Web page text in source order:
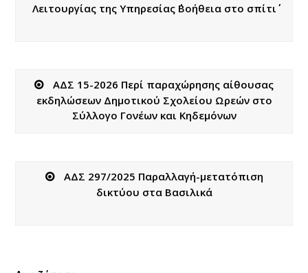
Λειτουργίας της Υπηρεσίας ΄΄Βοήθεια στο σπίτι΄΄
ΑΔΣ 15-2026 Περί παραχώρησης αίθουσας
εκδηλώσεων Δημοτικού Σχολείου Ωρεών στο
Σύλλογο Γονέων και Κηδεμόνων
ΑΔΣ 297/2025 Παραλλαγή-μετατόπιση
δικτύου στα Βασιλικά